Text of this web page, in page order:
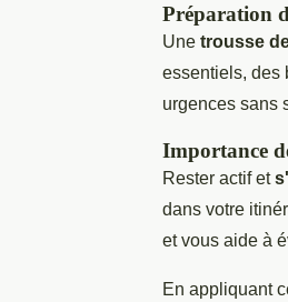
Préparation
Une trousse
essentiels, des
urgences sans
Importance
Rester actif et
dans votre
et vous aide à
En appliquant